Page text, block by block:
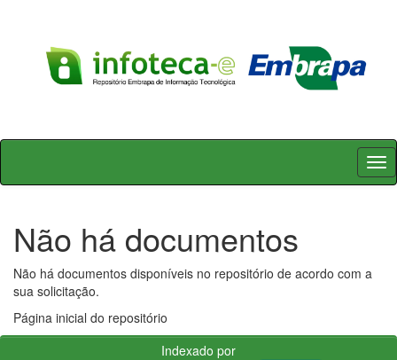
Skip
Não há documentos
Não há documentos disponíveis no repositório de acordo com a
sua solicitação.
Página inicial do repositório
Indexado por